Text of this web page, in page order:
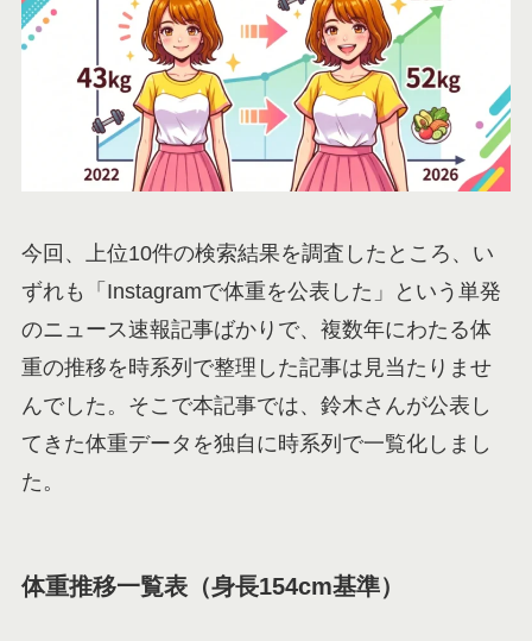
今回、上位10件の検索結果を調査したところ、い
ずれも「Instagramで体重を公表した」という単発
のニュース速報記事ばかりで、複数年にわたる体
重の推移を時系列で整理した記事は見当たりませ
んでした。そこで本記事では、鈴木さんが公表し
てきた体重データを独自に時系列で一覧化しまし
た。
体重推移一覧表（身長154cm基準）